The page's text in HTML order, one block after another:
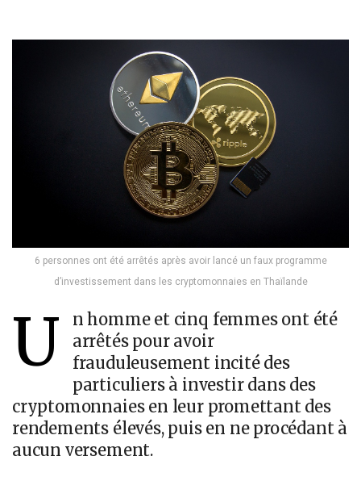
6 personnes ont été arrêtés après avoir lancé un faux programme
d’investissement dans les cryptomonnaies en Thaïlande
U
n homme et cinq femmes ont été
arrêtés pour avoir
frauduleusement incité des
particuliers à investir dans des
cryptomonnaies en leur promettant des
rendements élevés, puis en ne procédant à
aucun versement.